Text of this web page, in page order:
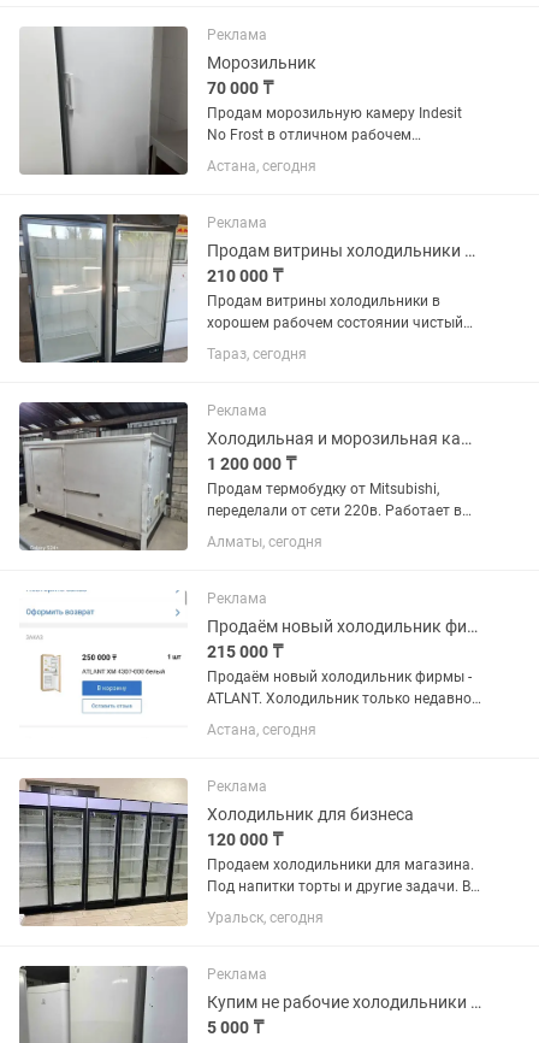
дома, магазина или дачи.
Производитель:...
Реклама
Морозильник
70 000 ₸
Продам морозильную камеру Indesit
No Frost в отличном рабочем
состоянии. Полностью исправна,
хорошо морозит, работает тихо.
требуется. Чистая, без посторонних...
Астана, сегодня
Реклама
Продам витрины холодильники в хорошем рабочем состоянии чистый
210 000 ₸
Продам витрины холодильники в
хорошем рабочем состоянии чистый
цена за каждый по 250 тысяч
Тараз, сегодня
Реклама
Холодильная и морозильная камера
1 200 000 ₸
Продам термобудку от Mitsubishi,
переделали от сети 220в. Работает в
двух вариантах как плюсовой
холодильник и минусовой
Ауэзовский район, мкр.Достык. Выше
Кар сити....
Алматы, сегодня
Реклама
Продаём новый холодильник фирмы - ATLANT.
215 000 ₸
Продаём новый холодильник фирмы -
ATLANT. Холодильник только недавно
купили. Продаём, в связи с тем что не
подошёл по размеру. Холодильник
установки в кухонный...
Астана, сегодня
Реклама
Холодильник для бизнеса
120 000 ₸
Продаем холодильники для магазина.
Под напитки торты и другие задачи. В
отличном состоянии. В заправке не
нуждаются. Полки полный комплект.
Температура хранения +4...
Уральск, сегодня
Реклама
Купим не рабочие холодильники и морозильники
5 000 ₸